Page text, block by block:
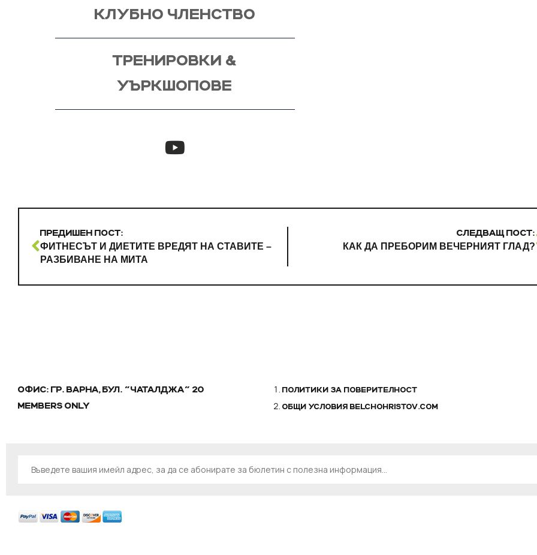
КЛУБНО ЧЛЕНСТВО
ТРЕНИРОВКИ &
УЪРКШОПОВЕ
ПРЕДИШЕН ПОСТ:
ФИТНЕСЪТ И ДИЕТИТЕ ВРЕДЯТ НА СТАВИТЕ –
РАЗБИВАНЕ НА МИТА
СЛЕДВАЩ ПОСТ:
КАК ДА ПРЕБОРИМ ВЕЧЕРНИЯТ ГЛАД?
ОФИС: ГР. ВАРНА, БУЛ. "ЧАТАЛДЖА" 20
MEMBERS ONLY
ПОЛИТИКИ ЗА ПОВЕРИТЕЛНОСТ
ОБЩИ УСЛОВИЯ BELCHOHRISTOV.COM